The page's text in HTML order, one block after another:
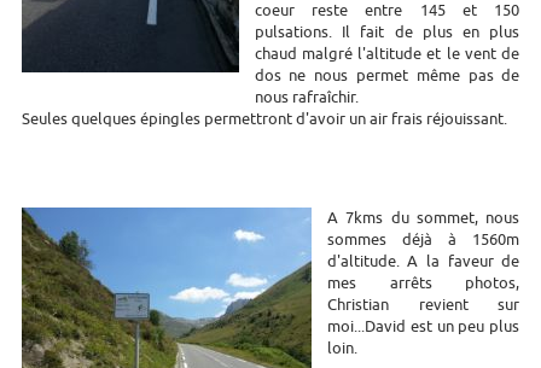
coeur reste entre 145 et 150
pulsations. Il fait de plus en plus
chaud malgré l'altitude et le vent de
dos ne nous permet même pas de
nous rafraîchir.
Seules quelques épingles permettront d'avoir un air frais réjouissant.
A 7kms du sommet, nous
sommes déjà à 1560m
d'altitude. A la faveur de
mes arrêts photos,
Christian revient sur
moi...David est un peu plus
loin.